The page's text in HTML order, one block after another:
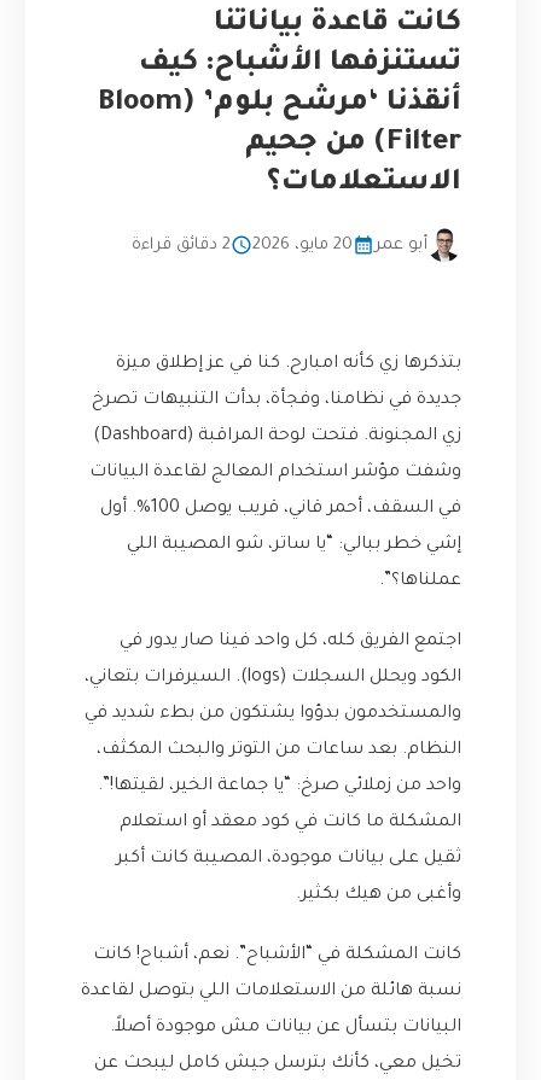
كانت قاعدة بياناتنا
تستنزفها الأشباح: كيف
أنقذنا ‘مرشح بلوم’ (Bloom
Filter) من جحيم
الاستعلامات؟
أبو عمر 20 مايو، 2026 2 دقائق قراءة
بتذكرها زي كأنه امبارح. كنا في عز إطلاق ميزة
جديدة في نظامنا، وفجأة، بدأت التنبيهات تصرخ
زي المجنونة. فتحت لوحة المراقبة (Dashboard)
وشفت مؤشر استخدام المعالج لقاعدة البيانات
في السقف، أحمر قاني، قريب يوصل 100%. أول
إشي خطر ببالي: “يا ساتر، شو المصيبة اللي
عملناها؟”.
اجتمع الفريق كله، كل واحد فينا صار يدور في
الكود ويحلل السجلات (logs). السيرفرات بتعاني،
والمستخدمون بدؤوا يشتكون من بطء شديد في
النظام. بعد ساعات من التوتر والبحث المكثف،
واحد من زملائي صرخ: “يا جماعة الخير، لقيتها!”.
المشكلة ما كانت في كود معقد أو استعلام
ثقيل على بيانات موجودة، المصيبة كانت أكبر
وأغبى من هيك بكثير.
كانت المشكلة في “الأشباح”. نعم، أشباح! كانت
نسبة هائلة من الاستعلامات اللي بتوصل لقاعدة
البيانات بتسأل عن بيانات مش موجودة أصلاً.
تخيل معي، كأنك بترسل جيش كامل ليبحث عن